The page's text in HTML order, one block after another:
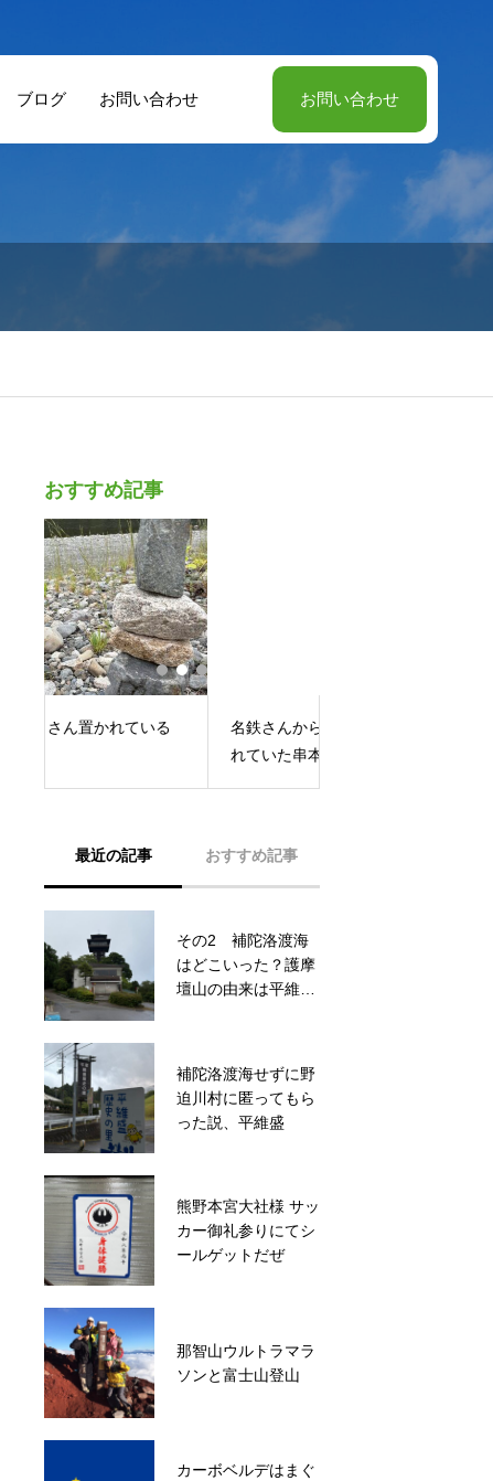
ブログ お問い合わせ お問い合わせ
おすすめ記事
名鉄さんから鈴木商店に譲渡さ
れていた串本海中公園さん
最近の記事 おすすめ記事
その2 補陀洛渡海
はどこいった？護摩
壇山の由来は平維盛
補陀洛渡海せずに野
迫川村に匿ってもら
った説、平維盛
熊野本宮大社様 サッ
カー御礼参りにてシ
ールゲットだぜ
那智山ウルトラマラ
ソンと富士山登山
カーボベルデはまぐ
尾﨑酒造さん、純米
酒くまの那智の滝を
片手にくろしお楽し
新宮港の裏にある、
熊野九十九王子の1
つ 佐野王子
インターン情報
1974年以来のW杯出
場を決めたハイチ
熊野古道中辺路 野中